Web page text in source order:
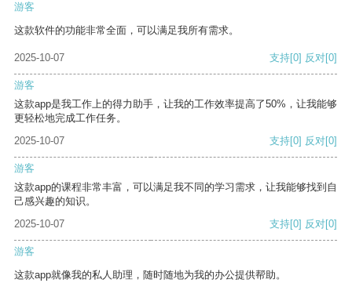
游客
这款软件的功能非常全面，可以满足我所有需求。
2025-10-07 支持[0] 反对[0]
游客
这款app是我工作上的得力助手，让我的工作效率提高了50%，让我能够
更轻松地完成工作任务。
2025-10-07
支持[0] 反对[0]
游客
这款app的课程非常丰富，可以满足我不同的学习需求，让我能够找到自
己感兴趣的知识。
2025-10-07
支持[0] 反对[0]
游客
这款app就像我的私人助理，随时随地为我的办公提供帮助。